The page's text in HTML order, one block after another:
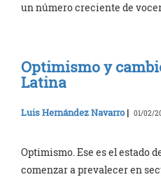
un número creciente de
Optimismo y
Latina
Luis Hernández Navarro| 01/02/
Optimismo. Ese es el estado
comenzar a prevalecer en